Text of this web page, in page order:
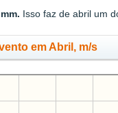
Isso faz de abril um
em Abril, m/s